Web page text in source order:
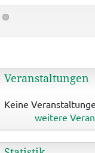
Veranstaltungen
Keine
weitere